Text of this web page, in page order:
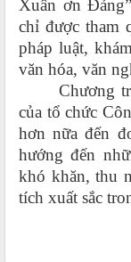
Xuân ơn
chỉ được tham
pháp luật,
văn hóa, văn
Chương
của tổ chức
hơn nữa đến
hướng đến
khó khăn, thu
tích xuất sắc